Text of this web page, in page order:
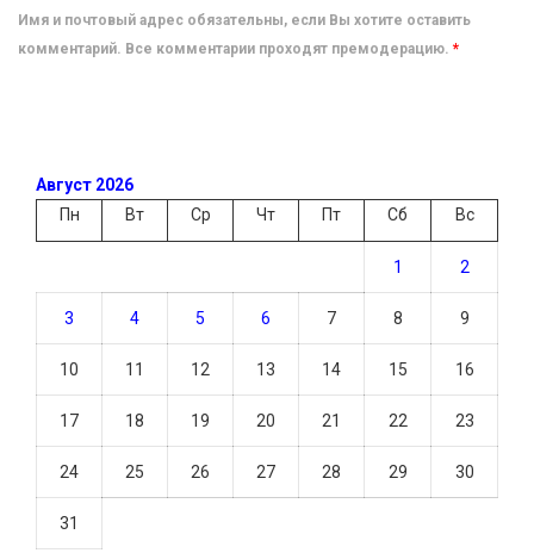
Имя и почтовый адрес обязательны, если Вы хотите оставить
комментарий. Все комментарии проходят премодерацию. *
Август 2026
Пн
Вт Ср Чт Пт Сб Вс
1 2
3 4 5 6 7 8 9
10 11 12 13 14 15 16
17 18 19 20 21 22 23
24 25 26 27 28 29 30
31